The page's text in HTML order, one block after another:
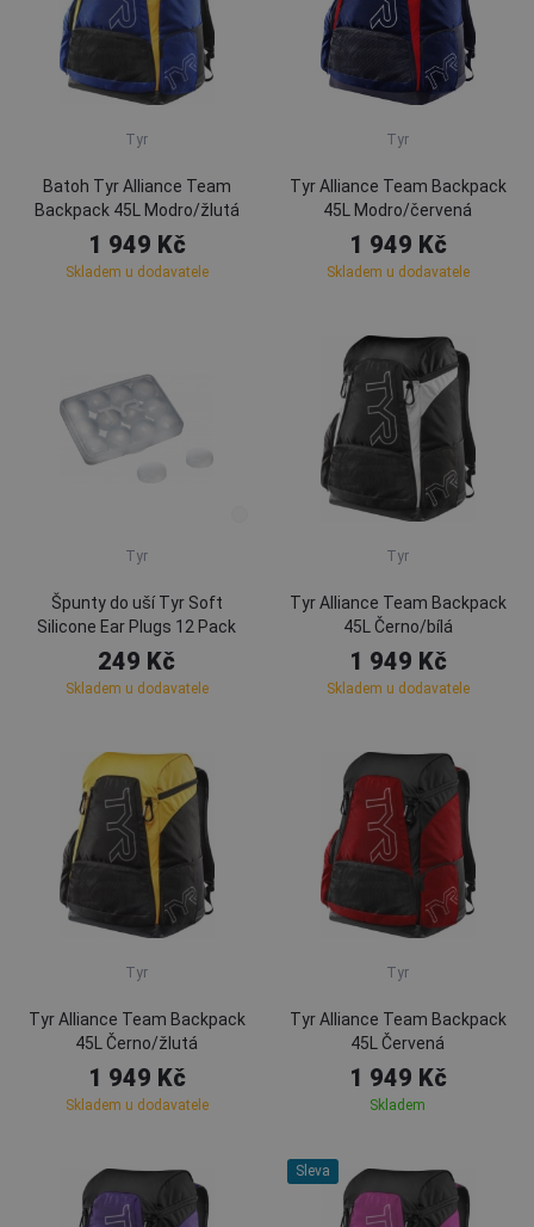
Tyr
Batoh Tyr Alliance Team
Backpack 45L Modro/žlutá
1 949 Kč
Skladem u dodavatele
Tyr
Tyr Alliance Team Backpack
45L Modro/červená
1 949 Kč
Skladem u dodavatele
Tyr
Špunty do uší Tyr Soft
Silicone Ear Plugs 12 Pack
249 Kč
Skladem u dodavatele
Tyr
Tyr Alliance Team Backpack
45L Černo/bílá
1 949 Kč
Skladem u dodavatele
Tyr
Tyr Alliance Team Backpack
45L Černo/žlutá
1 949 Kč
Skladem u dodavatele
Tyr
Tyr Alliance Team Backpack
45L Červená
1 949 Kč
Skladem
Sleva